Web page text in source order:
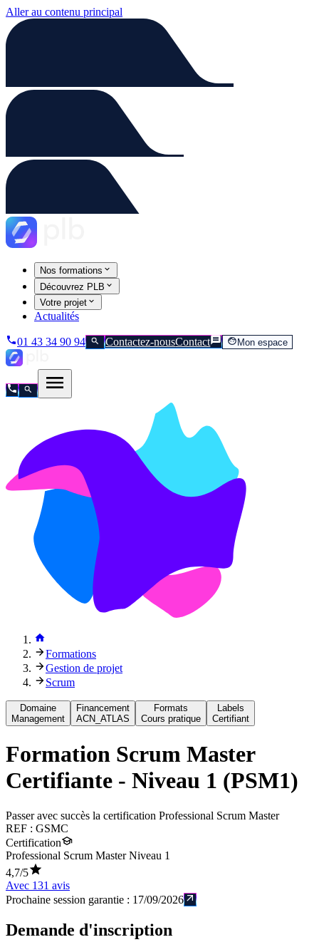
Aller au contenu principal
Nos formations
Découvrez PLB
Votre projet
Actualités
01 43 34 90 94 Contactez-nousContact Mon espace
Formations
Gestion de projet
Scrum
Domaine
Management
Financement
ACN_ATLAS
Formats
Cours pratique
Labels
Certifiant
Formation Scrum Master
Certifiante - Niveau 1 (PSM1)
Passer avec succès la certification Professional Scrum Master
REF : GSMC
Certification
Professional Scrum Master Niveau 1
4,7/5
Avec 131 avis
Prochaine session garantie : 17/09/2026
Demande d'inscription